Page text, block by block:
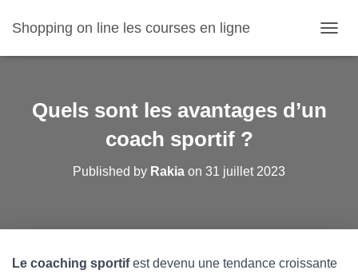
Shopping on line les courses en ligne
U
N
Quels sont les avantages d’un
coach sportif ?
Published by Rakia on 31 juillet 2023
Le coaching sportifest devenu une tendance croissante